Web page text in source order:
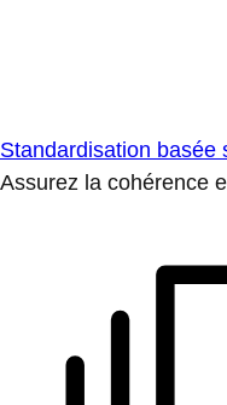
Standardisation basée
Assurez la cohérence